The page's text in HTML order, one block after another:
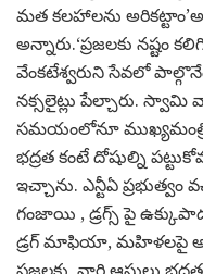
మత కలహాలను
అన్నారు.‘ప్రజలకు నష్టం
వేంకటేశ్వరుని సేవలో
నక్సలైట్లు పేల్చారు.
సమయంలోనూ
భద్రత కంటే దోషుల్ని
ఇచ్చాను. ఎన్టీఏ
గంజాయి , డ్రగ్స్ పై
డ్రగ్ మాఫియా, మహిళలపై